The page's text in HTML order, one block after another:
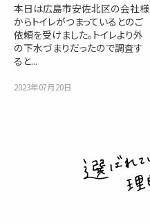
本日は広島市安佐北区の会社様
からトイレがつまっているとのご
依頼を受けました。トイレより外
の下水づまりだったので調査す
ると...
2023年07月20日